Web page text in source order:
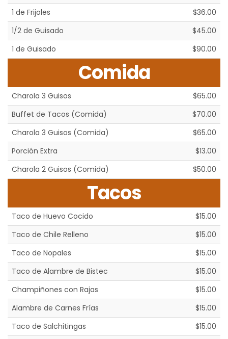
1 de Frijoles
$36.00
1/2 de Guisado
$45.00
1 de Guisado
$90.00
Comida
Charola 3 Guisos
$65.00
Buffet de Tacos (Comida)
$70.00
Charola 3 Guisos (Comida)
$65.00
Porción Extra
$13.00
Charola 2 Guisos (Comida)
$50.00
Tacos
Taco de Huevo Cocido
$15.00
Taco de Chile Relleno
$15.00
Taco de Nopales
$15.00
Taco de Alambre de Bistec
$15.00
Champiñones con Rajas
$15.00
Alambre de Carnes Frías
$15.00
Taco de Salchitingas
$15.00